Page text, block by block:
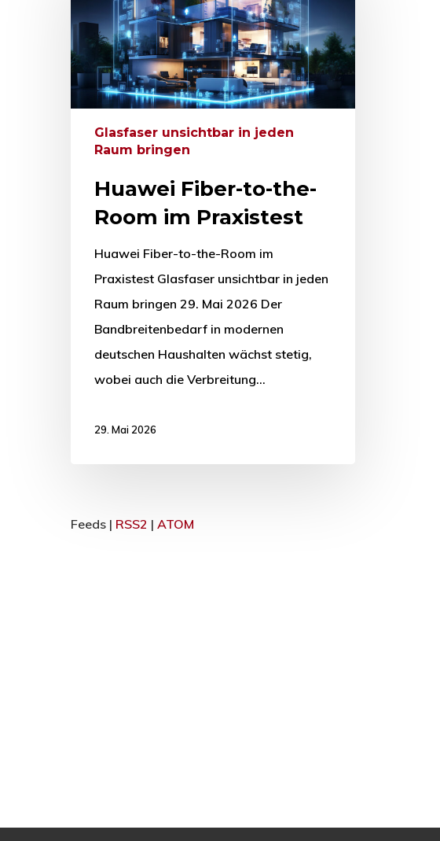
Glasfaser unsichtbar in jeden
Raum bringen
Huawei Fiber-to-the-
Room im Praxistest
Huawei Fiber-to-the-Room im
Praxistest Glasfaser unsichtbar in jeden
Raum bringen 29. Mai 2026 Der
Bandbreitenbedarf in modernen
deutschen Haushalten wächst stetig,
wobei auch die Verbreitung…
29. Mai 2026
Feeds | RSS2 | ATOM